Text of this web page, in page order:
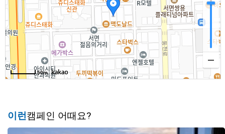
50m
이런캠페인 어때요?